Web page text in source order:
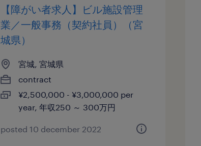
【障がい者求人】ビル施設管理
業／一般事務（契約社員）（宮
城県）
宮城, 宮城県
contract
¥2,500,000 - ¥3,000,000 per
year, 年収250 ～ 300万円
posted 10 december 2022